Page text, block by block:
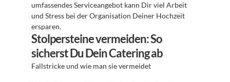
umfassendes Serviceangebot kann Dir viel Arbeit
und Stress bei der Organisation Deiner Hochzeit
ersparen.
Stolpersteine vermeiden: So
sicherst Du Dein Catering ab
Fallstricke und wie man sie vermeidet